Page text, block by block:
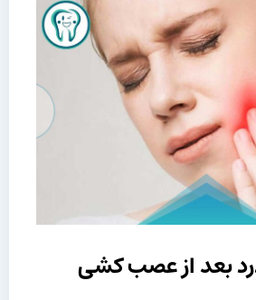
بعد از عصب کشی